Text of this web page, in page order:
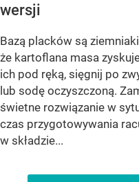
wersji
Bazą placków są
że kartoflana masa
ich pod ręką, sięgnij po
lub sodę oczyszczoną.
świetne rozwiązanie w
czas przygotowywania
w składzie...